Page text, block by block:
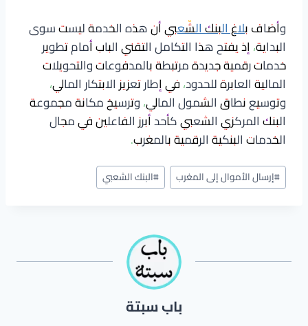
وأضافبلاغ البنك الشّعبيأن هذه الخدمة ليست سوى
البداية، إذ يفتح هذا التكامل التقني الباب أمام تطوير
خدمات رقمية جديدة مرتبطة بالمدفوعات والتحويلات
المالية العابرة للحدود، في إطار تعزيز الابتكار المالي،
وتوسيع نطاق الشمول المالي، وترسيخ مكانة مجموعة
البنك المركزي الشعبي كأحد أبرز الفاعلين في مجال
الخدمات البنكية الرقمية بالمغرب.
وسوم
المقال:
#إرسال الأموال إلى المغرب #البنك الشعبي
باب سبتة